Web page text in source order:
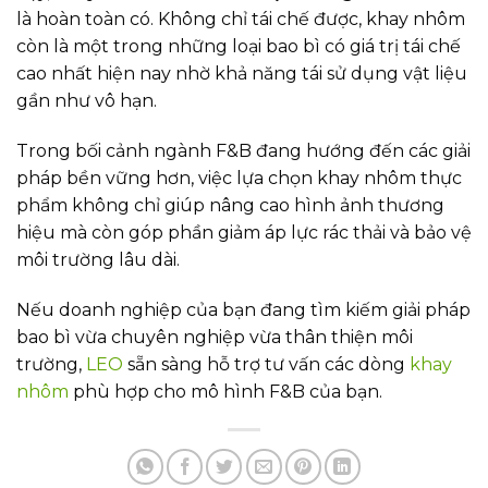
là hoàn toàn có. Không chỉ tái chế được, khay nhôm
còn là một trong những loại bao bì có giá trị tái chế
cao nhất hiện nay nhờ khả năng tái sử dụng vật liệu
gần như vô hạn.
Trong bối cảnh ngành F&B đang hướng đến các giải
pháp bền vững hơn, việc lựa chọn khay nhôm thực
phẩm không chỉ giúp nâng cao hình ảnh thương
hiệu mà còn góp phần giảm áp lực rác thải và bảo vệ
môi trường lâu dài.
Nếu doanh nghiệp của bạn đang tìm kiếm giải pháp
bao bì vừa chuyên nghiệp vừa thân thiện môi
trường, LEO sẵn sàng hỗ trợ tư vấn các dòng khay
nhôm phù hợp cho mô hình F&B của bạn.